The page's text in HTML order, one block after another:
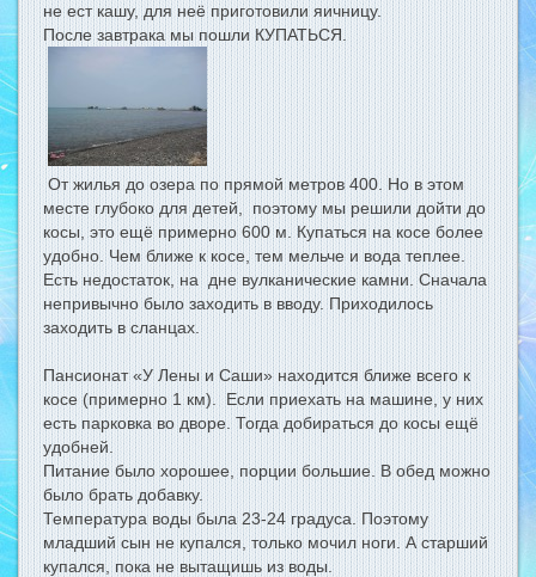
не ест кашу, для неё приготовили яичницу.
После завтрака мы пошли КУПАТЬСЯ.
От жилья до озера по прямой метров 400. Но в этом
месте глубоко для детей, поэтому мы решили дойти до
косы, это ещё примерно 600 м. Купаться на косе более
удобно. Чем ближе к косе, тем мельче и вода теплее.
Есть недостаток, на дне вулканические камни. Сначала
непривычно было заходить в вводу. Приходилось
заходить в сланцах.
Пансионат «У Лены и Саши» находится ближе всего к
косе (примерно 1 км). Если приехать на машине, у них
есть парковка во дворе. Тогда добираться до косы ещё
удобней.
Питание было хорошее, порции большие. В обед можно
было брать добавку.
Температура воды была 23-24 градуса. Поэтому
младший сын не купался, только мочил ноги. А старший
купался, пока не вытащишь из воды.